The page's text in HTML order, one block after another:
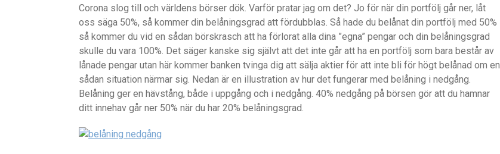
Corona slog till och världens börser dök. Varför pratar jag om det? Jo för när din portfölj går ner, låt
oss säga 50%, så kommer din belåningsgrad att fördubblas. Så hade du belånat din portfölj med 50%
så kommer du vid en sådan börskrasch att ha förlorat alla dina ”egna” pengar och din belåningsgrad
skulle du vara 100%. Det säger kanske sig självt att det inte går att ha en portfölj som bara består av
lånade pengar utan här kommer banken tvinga dig att sälja aktier för att inte bli för högt belånad om en
sådan situation närmar sig. Nedan är en illustration av hur det fungerar med belåning i nedgång.
Belåning ger en hävstång, både i uppgång och i nedgång. 40% nedgång på börsen gör att du hamnar
ditt innehav går ner 50% när du har 20% belåningsgrad.